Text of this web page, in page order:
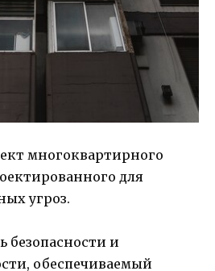
многоквартирного
для
угроз.
безопасности и
обеспечиваемый